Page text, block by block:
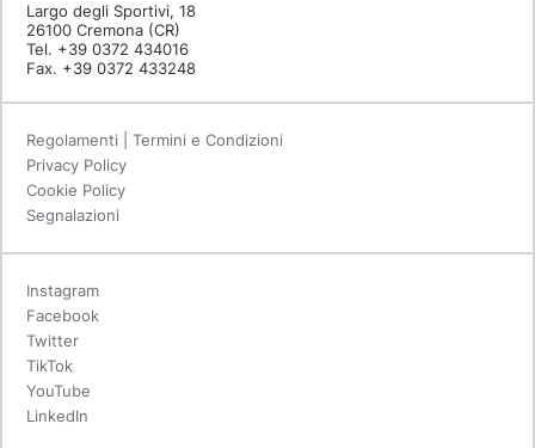
Largo degli Sportivi, 18
26100 Cremona (CR)
Tel. +39 0372 434016
Fax. +39 0372 433248
Regolamenti | Termini e Condizioni
Privacy Policy
Cookie Policy
Segnalazioni
Instagram
Facebook
Twitter
TikTok
YouTube
LinkedIn